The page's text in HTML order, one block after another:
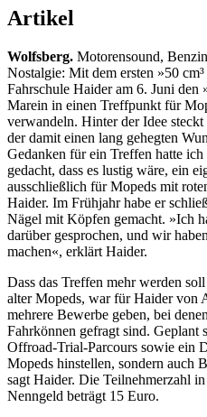
Artikel
Wolfsberg. Motorensound,
Nostalgie: Mit dem ersten »50
Fahrschule Haider am 6. Juni
Marein in einen Treffpunkt für
verwandeln. Hinter der Idee
der damit einen lang gehegten
Gedanken für ein Treffen hatte
gedacht, dass es lustig wäre, ein
ausschließlich für Mopeds mit
Haider. Im Frühjahr habe er
Nägel mit Köpfen gemacht. »Ich
darüber gesprochen, und wir
machen«, erklärt Haider.
Dass das Treffen mehr werden
alter Mopeds, war für Haider von
mehrere Bewerbe geben, bei
Fahrkönnen gefragt sind. Geplant
Offroad-Trial-Parcours sowie ein
Mopeds hinstellen, sondern auch
sagt Haider. Die Teilnehmerzahl
Nenngeld beträgt 15 Euro.